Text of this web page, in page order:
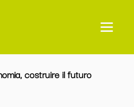
costruire il futuro